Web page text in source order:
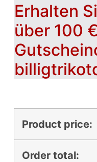
Erhalten
über 100
Product price:
Order total: